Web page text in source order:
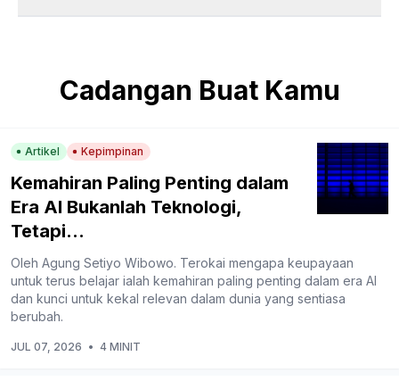
Cadangan Buat Kamu
Artikel Kepimpinan
Kemahiran Paling Penting dalam
Era AI Bukanlah Teknologi,
Tetapi...
Oleh Agung Setiyo Wibowo. Terokai mengapa keupayaan
untuk terus belajar ialah kemahiran paling penting dalam era AI
dan kunci untuk kekal relevan dalam dunia yang sentiasa
berubah.
JUL 07, 2026 • 4 MINIT